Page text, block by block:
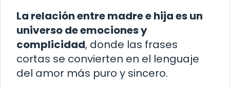
La relación entre madre e hija es un
universo de emociones y
complicidad, donde las frases
cortas se convierten en el lenguaje
del amor más puro y sincero.